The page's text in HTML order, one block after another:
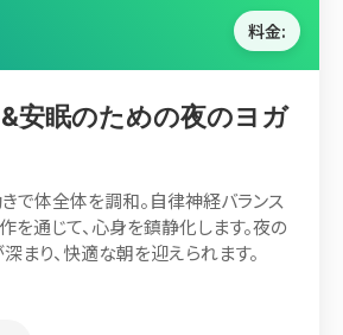
料金:
安眠のための夜のヨガ
で体全体を調和。自律神経バランス
を通じて、心身を鎮静化します。夜の
まり、快適な朝を迎えられます。